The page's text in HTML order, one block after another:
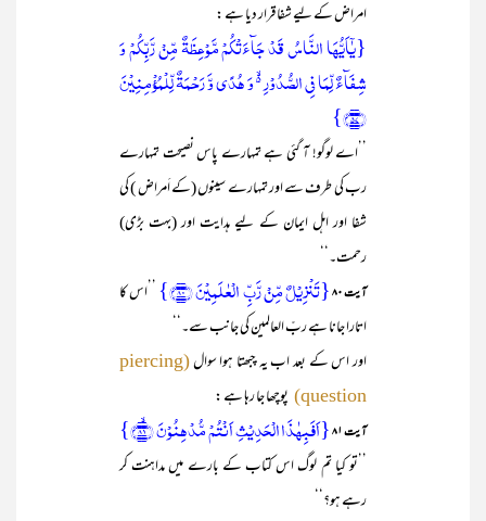
امراض کے لیے شفا قرار دیا ہے :
{یٰۤاَیُّہَا النَّاسُ قَدۡ جَآءَتۡکُمۡ مَّوۡعِظَۃٌ مِّنۡ رَّبِّکُمۡ وَ
شِفَآءٌ لِّمَا فِی الصُّدُوۡرِ ۬ۙ وَ ہُدًی وَّ رَحۡمَۃٌ لِّلۡمُؤۡمِنِیۡنَ
﴿۵۷﴾}
’’اے لوگو! آ گئی ہے تمہارے پاس نصیحت تمہارے
رب کی طرف سے اور تمہارے سینوں (کے اَمراض ) کی
شفا اور اہل ایمان کے لیے ہدایت اور (بہت بڑی)
رحمت۔‘‘
آیت ۸۰ {تَنۡزِیۡلٌ مِّنۡ رَّبِّ الۡعٰلَمِیۡنَ ﴿۸۰﴾}
’’اس کا
اتارا جانا ہے ربّ العالمین کی جانب سے۔‘‘
اور اس کے بعد اب یہ چبھتا ہوا سوال (piercing
question) پوچھا جا رہا ہے :
آیت ۸۱ {اَفَبِہٰذَا الۡحَدِیۡثِ اَنۡتُمۡ مُّدۡہِنُوۡنَ ﴿ۙ۸۱﴾}
’’تو کیا تم لوگ اس کتاب کے بارے میں مداہنت کر
رہے ہو؟‘‘